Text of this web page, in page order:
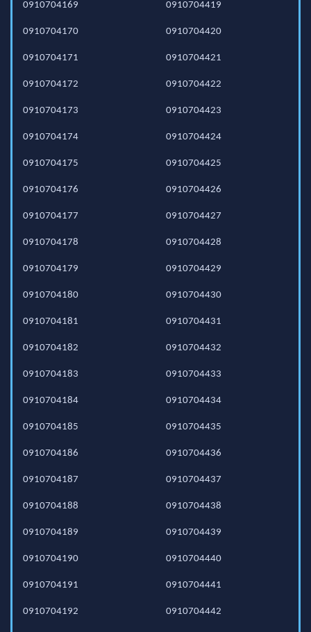
0910704169
0910704170
0910704171
0910704172
0910704173
0910704174
0910704175
0910704176
0910704177
0910704178
0910704179
0910704180
0910704181
0910704182
0910704183
0910704184
0910704185
0910704186
0910704187
0910704188
0910704189
0910704190
0910704191
0910704192
0910704419
0910704420
0910704421
0910704422
0910704423
0910704424
0910704425
0910704426
0910704427
0910704428
0910704429
0910704430
0910704431
0910704432
0910704433
0910704434
0910704435
0910704436
0910704437
0910704438
0910704439
0910704440
0910704441
0910704442